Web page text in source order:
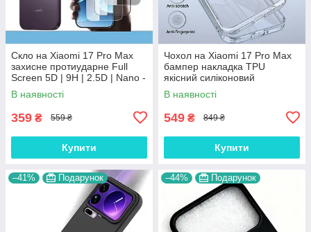
Скло на Xiaomi 17 Pro Max
захисне протиударне Full
Screen 5D | 9H | 2.5D | Nano -
покриття "HYPER"
В наявності
359 ₴ 559 ₴
Купити
Чохол на Xiaomi 17 Pro Max
бампер накладка TPU
якісний силіконовий
протиударний оригінальний
"Ultra Clear прозорий"
В наявності
549 ₴ 849 ₴
Купити
–41% Подарунок –44% Подарунок